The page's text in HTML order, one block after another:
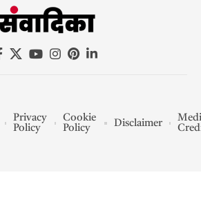
Privacy
Policy
Cookie
Policy
Disclaimer